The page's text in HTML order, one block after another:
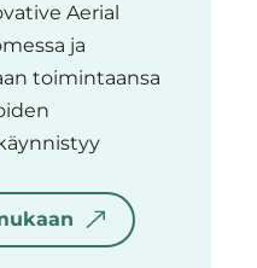
Aerial
ja
toimintaansa